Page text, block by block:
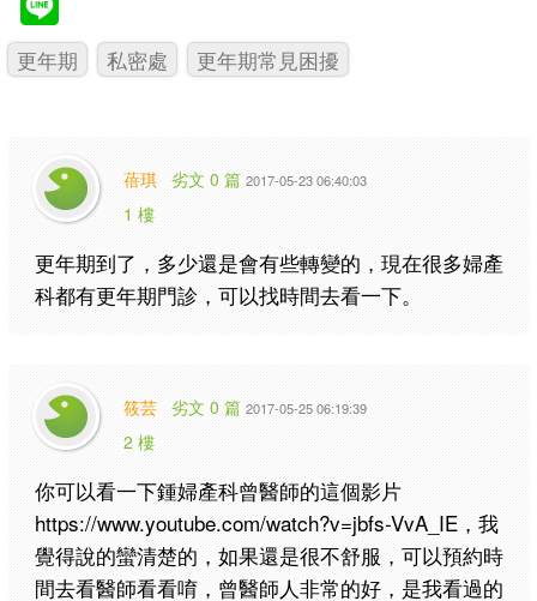
更年期 私密處 更年期常見困擾
蓓琪 劣文 0 篇 2017-05-23 06:40:03
1 樓
更年期到了，多少還是會有些轉變的，現在很多婦產
科都有更年期門診，可以找時間去看一下。
筱芸 劣文 0 篇 2017-05-25 06:19:39
2 樓
你可以看一下鍾婦產科曾醫師的這個影片
https://www.youtube.com/watch?v=jbfs-VvA_IE，我
覺得說的蠻清楚的，如果還是很不舒服，可以預約時
間去看醫師看看唷，曾醫師人非常的好，是我看過的